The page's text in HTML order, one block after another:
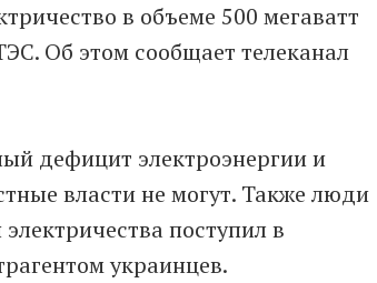
в объеме 500 мегаватт
Об этом сообщает телеканал
дефицит электроэнергии и
власти не могут. Также люди
поступил в
украинцев.